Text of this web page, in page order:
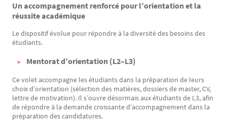
Un accompagnement renforcé pour l’orientation et la
réussite académique
Le dispositif évolue pour répondre à la diversité des besoins des
étudiants.
Mentorat d’orientation (L2–L3)
Ce volet accompagne les étudiants dans la préparation de leurs
choix d’orientation (sélection des matières, dossiers de master, CV,
lettre de motivation). Il s’ouvre désormais aux étudiants de L3, afin
de répondre à la demande croissante d’accompagnement dans la
préparation des candidatures.